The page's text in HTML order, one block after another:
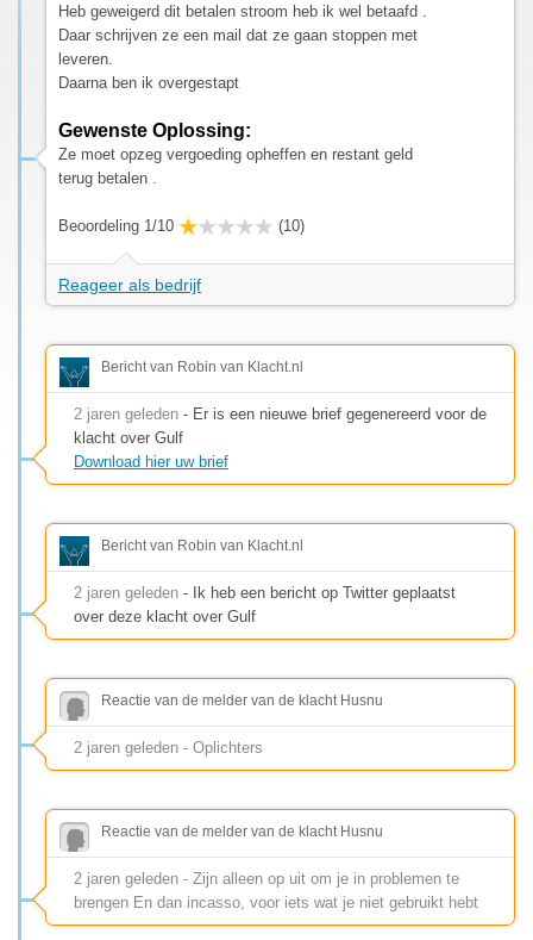
Heb geweigerd dit betalen stroom heb ik wel betaafd .
Daar schrijven ze een mail dat ze gaan stoppen met
leveren.
Daarna ben ik overgestapt
Gewenste Oplossing:
Ze moet opzeg vergoeding opheffen en restant geld
terug betalen .
Beoordeling 1/10 (10)
Reageer als bedrijf
Bericht van Robin van Klacht.nl
2 jaren geleden - Er is een nieuwe brief gegenereerd voor de
klacht over Gulf
Download hier uw brief
Bericht van Robin van Klacht.nl
2 jaren geleden - Ik heb een bericht op Twitter geplaatst
over deze klacht over Gulf
Reactie van de melder van de klacht Husnu
2 jaren geleden - Oplichters
Reactie van de melder van de klacht Husnu
2 jaren geleden - Zijn alleen op uit om je in problemen te
brengen En dan incasso, voor iets wat je niet gebruikt hebt